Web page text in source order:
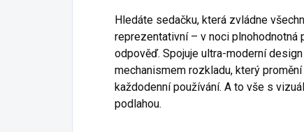
Hledáte sedačku, která zvládne
reprezentativní – v noci
odpověď. Spojuje ultra-moderní
mechanismem rozkladu, který
každodenní používání. A to vše s
podlahou.